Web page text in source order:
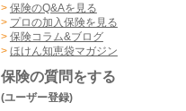
> 保険のQ&Aを見る
> プロの加入保険を見る
> 保険コラム&ブログ
> ほけん知恵袋マガジン
保険の質問をする
(ユーザー登録)